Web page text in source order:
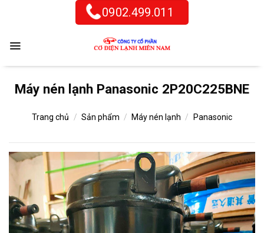
0902.499.011
Máy nén lạnh Panasonic 2P20C225BNE
Trang chủ / Sản phẩm / Máy nén lạnh / Panasonic